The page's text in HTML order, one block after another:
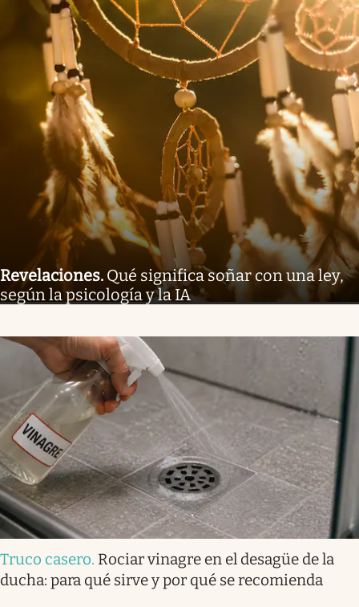
Revelaciones. Qué significa soñar con una ley,
según la psicología y la IA
Truco casero. Rociar vinagre en el desagüe de la
ducha: para qué sirve y por qué se recomienda